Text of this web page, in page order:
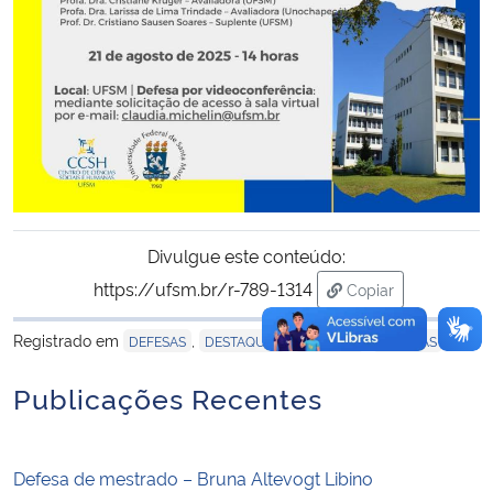
Banco Central do Brasil
Planalto
Divulgue este conteúdo:
https://ufsm.br/r-789-1314
Copiar
para área de
Registrado em
DEFESAS DESTAQUES , EVENTOS , NOTÍCIAS
Publicações Recentes
Defesa de mestrado – Bruna Altevogt Libino